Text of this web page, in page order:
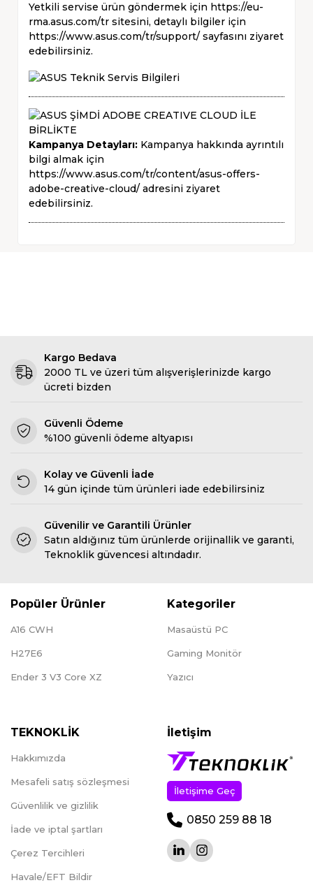
Yetkili servise ürün göndermek için https://eu-
rma.asus.com/tr sitesini, detaylı bilgiler için
https://www.asus.com/tr/support/ sayfasını ziyaret
edebilirsiniz.
Kampanya Detayları: Kampanya hakkında ayrıntılı
bilgi almak için
https://www.asus.com/tr/content/asus-offers-
adobe-creative-cloud/ adresini ziyaret
edebilirsiniz.
Kargo Bedava
2000 TL ve üzeri tüm alışverişlerinizde kargo
ücreti bizden
Güvenli Ödeme
%100 güvenli ödeme altyapısı
Kolay ve Güvenli İade
14 gün içinde tüm ürünleri iade edebilirsiniz
Güvenilir ve Garantili Ürünler
Satın aldığınız tüm ürünlerde orijinallik ve garanti,
Teknoklik güvencesi altındadır.
Popüler Ürünler
A16 CWH
H27E6
Ender 3 V3 Core XZ
Kategoriler
Masaüstü PC
Gaming Monitör
Yazıcı
TEKNOKLİK
Hakkımızda
Mesafeli satış sözleşmesi
Güvenlilik ve gizlilik
İade ve iptal şartları
Çerez Tercihleri
Havale/EFT Bildir
İletişim
İletişime Geç
0850 259 88 18